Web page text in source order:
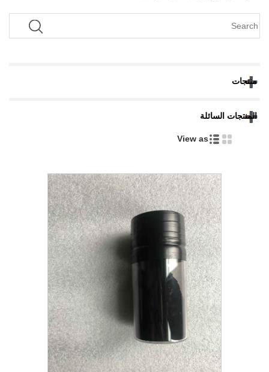
منتجات
المنتجات السائلة
View as